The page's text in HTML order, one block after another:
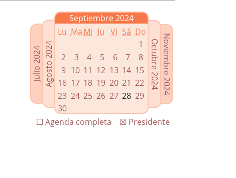
Julio 2024Agosto 2024
Septiembre 2024
Lu MaMi Ju Vi Sá Do
1
2
3 4 5 6 7
8
9 10 11 12 13 14 15
16 17 18 19 20 21 22
23 24 25 26 27 28 29
30
Noviembre 2024
Octubre 2024
☒ Presidente
☐ Agenda completa